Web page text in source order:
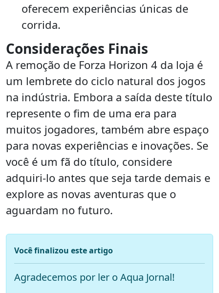
oferecem experiências únicas de
corrida.
Considerações Finais
A remoção de Forza Horizon 4 da loja é
um lembrete do ciclo natural dos jogos
na indústria. Embora a saída deste título
represente o fim de uma era para
muitos jogadores, também abre espaço
para novas experiências e inovações. Se
você é um fã do título, considere
adquiri-lo antes que seja tarde demais e
explore as novas aventuras que o
aguardam no futuro.
Você finalizou este artigo
Agradecemos por ler o Aqua Jornal!